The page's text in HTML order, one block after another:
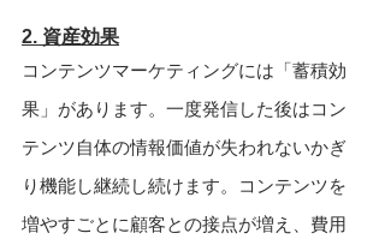
2. 資産効果
コンテンツマーケティングには「蓄積効
果」があります。一度発信した後はコン
テンツ自体の情報価値が失われないかぎ
り機能し継続し続けます。コンテンツを
増やすごとに顧客との接点が増え、費用